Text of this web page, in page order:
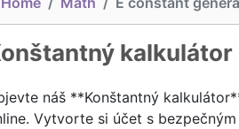
kalkulátor
náš **Konštantný
Vytvorte si účet s